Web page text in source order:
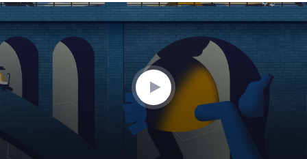
0
1
hour,
minutes,
53
seconds